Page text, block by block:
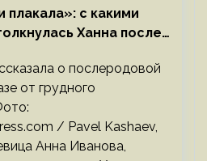
плакала»: с какими
Ханна после
о послеродовой
от грудного
/ Pavel Kashaev,
Анна Иванова,